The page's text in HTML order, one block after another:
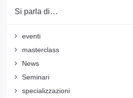
Si parla di…
eventi
masterclass
News
Seminari
specializzazioni